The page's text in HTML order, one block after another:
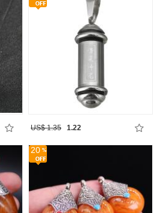
US$ 1.35 1.22
20